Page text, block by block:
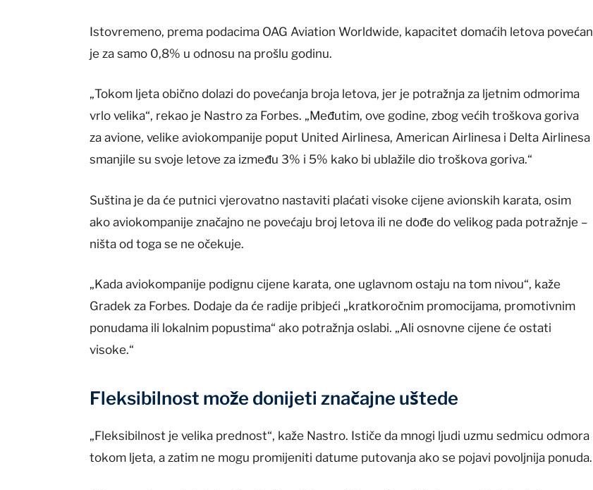
Istovremeno, prema podacima OAG Aviation Worldwide, kapacitet domaćih letova povećan
je za samo 0,8% u odnosu na prošlu godinu.
„Tokom ljeta obično dolazi do povećanja broja letova, jer je potražnja za ljetnim odmorima
vrlo velika“, rekao je Nastro za Forbes. „Međutim, ove godine, zbog većih troškova goriva
za avione, velike aviokompanije poput United Airlinesa, American Airlinesa i Delta Airlinesa
smanjile su svoje letove za između 3% i 5% kako bi ublažile dio troškova goriva.“
Suština je da će putnici vjerovatno nastaviti plaćati visoke cijene avionskih karata, osim
ako aviokompanije značajno ne povećaju broj letova ili ne dođe do velikog pada potražnje –
ništa od toga se ne očekuje.
„Kada aviokompanije podignu cijene karata, one uglavnom ostaju na tom nivou“, kaže
Gradek za Forbes. Dodaje da će radije pribjeći „kratkoročnim promocijama, promotivnim
ponudama ili lokalnim popustima“ ako potražnja oslabi. „Ali osnovne cijene će ostati
visoke.“
Fleksibilnost može donijeti značajne uštede
„Fleksibilnost je velika prednost“, kaže Nastro. Ističe da mnogi ljudi uzmu sedmicu odmora
tokom ljeta, a zatim ne mogu promijeniti datume putovanja ako se pojavi povoljnija ponuda.